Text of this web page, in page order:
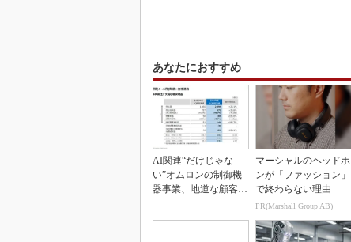
あなたにおすすめ
AI関連“だけじゃな
い”オムロンの制御機
器事業、地道な顧客基
マーシャルのヘッドホ
ンが「ファッション」
で終わらない理由
PR(Marshall Group AB)